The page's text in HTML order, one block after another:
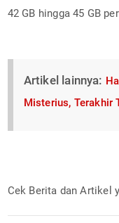
42 GB hingga 45 GB
Artikel lainnya:
Misterius, Terakhir
Cek Berita dan Artikel